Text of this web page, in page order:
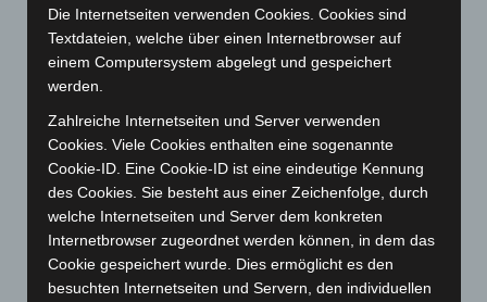
Juni 2023(142)
Mai 2023(139)
März 2023(174)
Februar 2023(154)
Januar 2023(140)
Dezember 2022
November 2022(167)
Oktober 2022(166)
Die Internetseiten verwenden Cookies. Cookies sind
Textdateien, welche über einen Internetbrowser auf
einem Computersystem abgelegt und gespeichert
werden.
Zahlreiche Internetseiten und Server verwenden
Cookies. Viele Cookies enthalten eine sogenannte
Cookie-ID. Eine Cookie-ID ist eine eindeutige Kennung
des Cookies. Sie besteht aus einer Zeichenfolge, durch
welche Internetseiten und Server dem konkreten
Internetbrowser zugeordnet werden können, in dem das
Cookie gespeichert wurde. Dies ermöglicht es den
besuchten Internetseiten und Servern, den individuellen